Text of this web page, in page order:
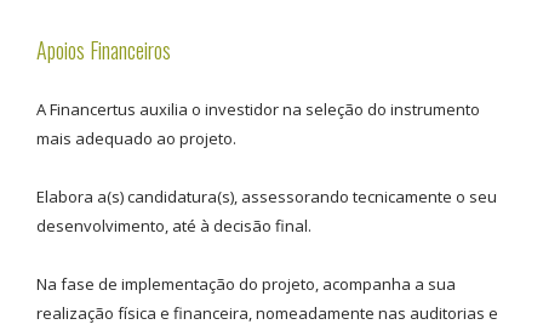
Apoios Financeiros
A Financertus auxilia o investidor na seleção do instrumento
mais adequado ao projeto.
Elabora a(s) candidatura(s), assessorando tecnicamente o seu
desenvolvimento, até à decisão final.
Na fase de implementação do projeto, acompanha a sua
realização física e financeira, nomeadamente nas auditorias e